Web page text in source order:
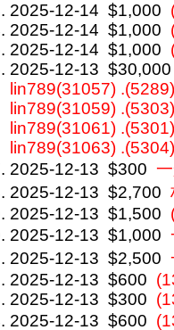
2025-12-14 $1,000
2025-12-14 $1,000
2025-12-14 $1,000
2025-12-13 $30,000
lin789(31057)
lin789(31059)
lin789(31061)
lin789(31063)
2025-12-13 $300
2025-12-13 $2,700
2025-12-13 $1,500
2025-12-13 $1,000
2025-12-13 $2,500
2025-12-13 $600
2025-12-13 $300
2025-12-13 $600